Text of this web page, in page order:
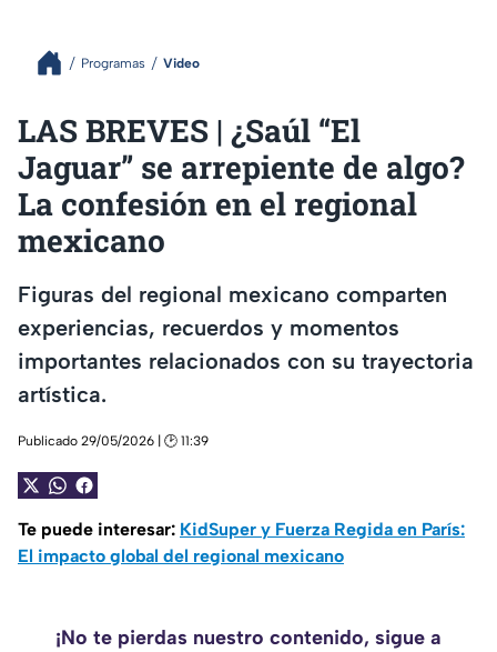
Programas Video
LAS BREVES | ¿Saúl “El
Jaguar” se arrepiente de algo?
La confesión en el regional
mexicano
Figuras del regional mexicano comparten
experiencias, recuerdos y momentos
importantes relacionados con su trayectoria
artística.
Publicado 29/05/2026 | 🕑 11:39
Te puede interesar: KidSuper y Fuerza Regida en París:
El impacto global del regional mexicano
¡No te pierdas nuestro contenido, sigue a